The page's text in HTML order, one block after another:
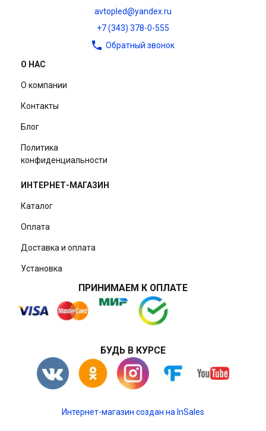
avtopled@yandex.ru
+7 (343) 378-0-555
Обратный звонок
О НАС
О компании
Контакты
Блог
Политика
конфиденциальности
ИНТЕРНЕТ-МАГАЗИН
Каталог
Оплата
Доставка и оплата
Установка
ПРИНИМАЕМ К ОПЛАТЕ
БУДЬ В КУРСЕ
Интернет-магазин создан на InSales